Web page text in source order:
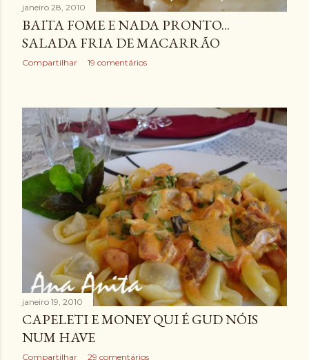
janeiro 28, 2010
BAITA FOME E NADA PRONTO...
SALADA FRIA DE MACARRÃO
Compartilhar 19 comentários
janeiro 19, 2010
CAPELETI E MONEY QUI É GUD NÓIS
NUM HAVE
Compartilhar 29 comentários